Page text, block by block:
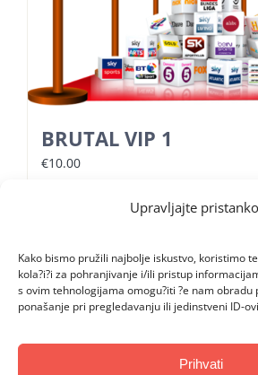
Upravljajte
Kako bismo pružili najbolje iskustvo, koristimo
kola?i?i za pohranjivanje i/ili pristup
s ovim tehnologijama omogu?iti ?e nam obradu
ponašanje pri pregledavanju ili jedinstveni ID-
Prihvati
BRUTAL VIP 1
€10.00